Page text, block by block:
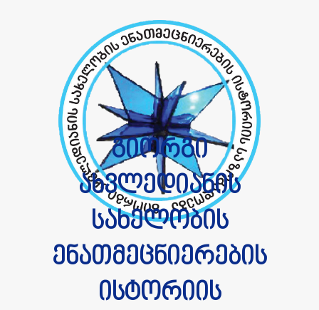
გიორგი
ახვლედიანის
სახელობის
ენათმეცნიერების
ისტორიის